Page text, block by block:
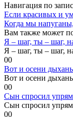
Навигация по
Если красивых и
Когда мы
Вам также может
Я – шаг, ты – шаг,
Я – шаг, ты – шаг,
00
Вот и осени
Вот и осени
00
Сын спросил
Сын спросил
00